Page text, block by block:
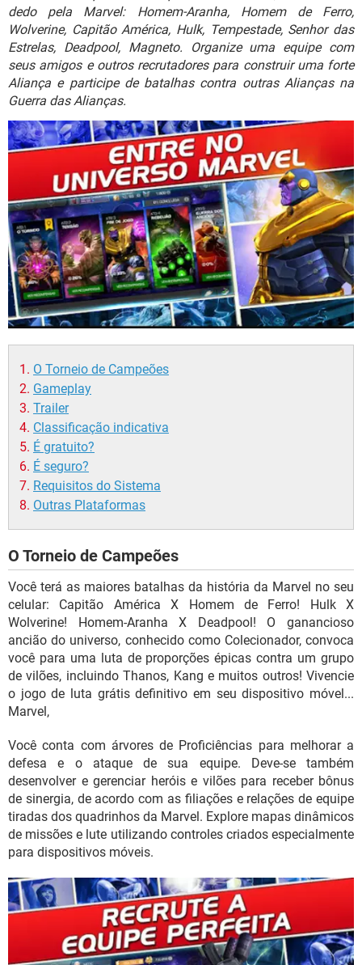
GUIA DE COMPRAS
dedo pela Marvel: Homem-Aranha, Homem de Ferro,
Wolverine, Capitão América, Hulk, Tempestade, Senhor das
Estrelas, Deadpool, Magneto. Organize uma equipe com
seus amigos e outros recrutadores para construir uma forte
Aliança e participe de batalhas contra outras Alianças na
Guerra das Alianças.
O Torneio de Campeões
Gameplay
Trailer
Classificação indicativa
É gratuito?
É seguro?
Requisitos do Sistema
Outras Plataformas
O Torneio de Campeões
Você terá as maiores batalhas da história da Marvel no seu
celular: Capitão América X Homem de Ferro! Hulk X
Wolverine! Homem-Aranha X Deadpool! O ganancioso
ancião do universo, conhecido como Colecionador, convoca
você para uma luta de proporções épicas contra um grupo
de vilões, incluindo Thanos, Kang e muitos outros! Vivencie
o jogo de luta grátis definitivo em seu dispositivo móvel...
Marvel,
Você conta com árvores de Proficiências para melhorar a
defesa e o ataque de sua equipe. Deve-se também
desenvolver e gerenciar heróis e vilões para receber bônus
de sinergia, de acordo com as filiações e relações de equipe
tiradas dos quadrinhos da Marvel. Explore mapas dinâmicos
de missões e lute utilizando controles criados especialmente
para dispositivos móveis.